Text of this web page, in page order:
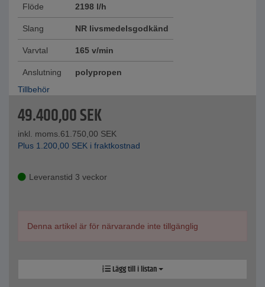
Flöde 2198 l/h
Slang NR livsmedelsgodkänd
Varvtal 165 v/min
Anslutning
polypropen
Tillbehör
49.400,00SEK
inkl. moms.61.750,00 SEK
Plus 1.200,00 SEK i fraktkostnad
Leveranstid 3 veckor
Denna artikel är för närvarande inte tillgänglig
Lägg till i listan